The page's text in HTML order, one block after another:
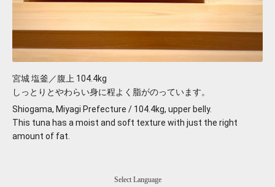
宮城 塩釜／腹上 104.4kg
しっとりとやわらい身に程よく脂がのっています。
Shiogama, Miyagi Prefecture / 104.4kg, upper belly.
This tuna has a moist and soft texture with just the right
amount of fat.
Select Language